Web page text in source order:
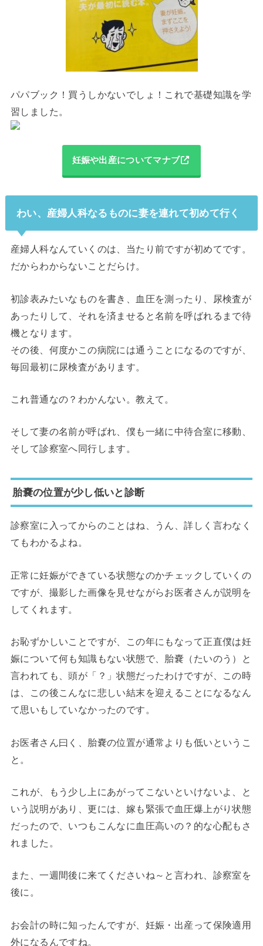
パパブック！買うしかないでしょ！これで基礎知識を学
習しました。
妊娠や出産についてマナブ
わい、産婦人科なるものに妻を連れて初めて行く
産婦人科なんていくのは、当たり前ですが初めてです。
だからわからないことだらけ。
初診表みたいなものを書き、血圧を測ったり、尿検査が
あったりして、それを済ませると名前を呼ばれるまで待
機となります。
その後、何度かこの病院には通うことになるのですが、
毎回最初に尿検査があります。
これ普通なの？わかんない。教えて。
そして妻の名前が呼ばれ、僕も一緒に中待合室に移動、
そして診察室へ同行します。
胎嚢の位置が少し低いと診断
診察室に入ってからのことはね、うん、詳しく言わなく
てもわかるよね。
正常に妊娠ができている状態なのかチェックしていくの
ですが、撮影した画像を見せながらお医者さんが説明を
してくれます。
お恥ずかしいことですが、この年にもなって正直僕は妊
娠について何も知識もない状態で、胎嚢（たいのう）と
言われても、頭が「？」状態だったわけですが、この時
は、この後こんなに悲しい結末を迎えることになるなん
て思いもしていなかったのです。
お医者さん曰く、胎嚢の位置が通常よりも低いというこ
と。
これが、もう少し上にあがってこないといけないよ、と
いう説明があり、更には、嫁も緊張で血圧爆上がり状態
だったので、いつもこんなに血圧高いの？的な心配もさ
れました。
また、一週間後に来てくださいね～と言われ、診察室を
後に。
お会計の時に知ったんですが、妊娠・出産って保険適用
外になるんですね。